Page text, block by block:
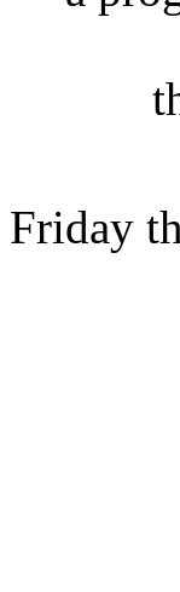
Friday